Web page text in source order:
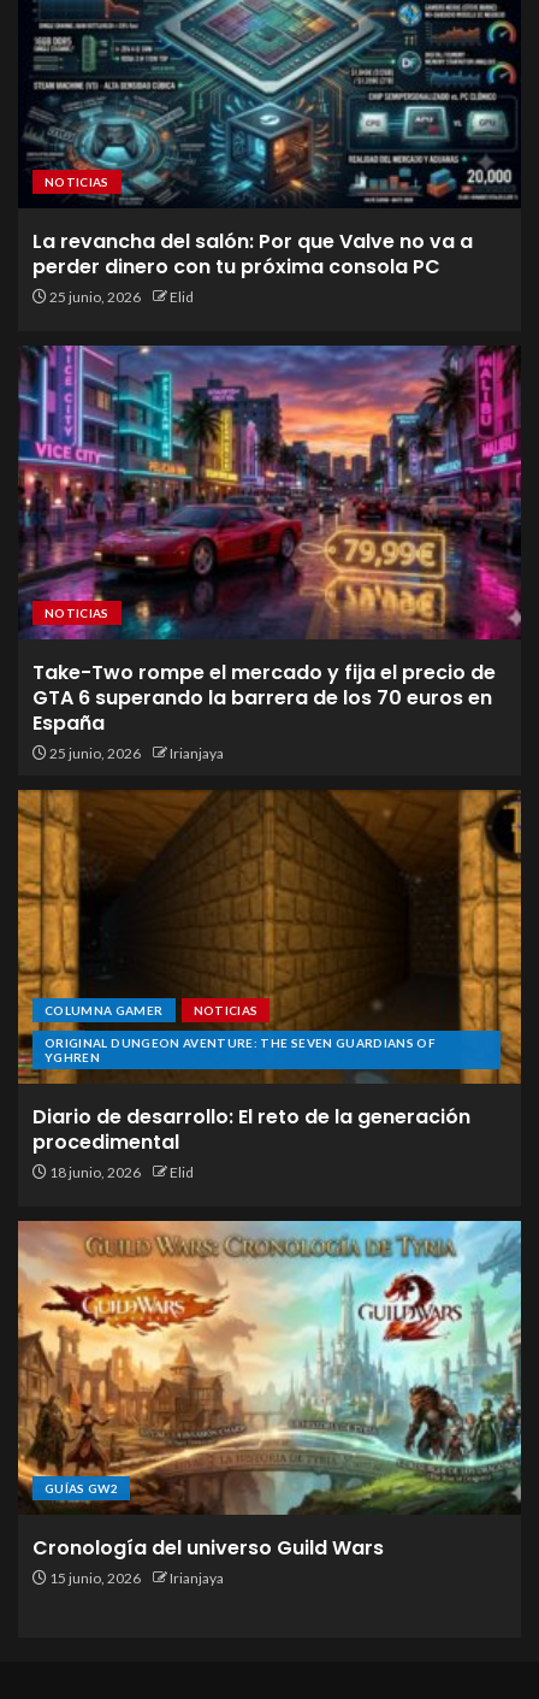
NOTICIAS
La revancha del salón: Por que Valve no va a
perder dinero con tu próxima consola PC
25 junio, 2026 Elid
NOTICIAS
Take-Two rompe el mercado y fija el precio de
GTA 6 superando la barrera de los 70 euros en
España
25 junio, 2026 Irianjaya
COLUMNA GAMER NOTICIAS
ORIGINAL DUNGEON AVENTURE: THE SEVEN GUARDIANS OF
YGHREN
Diario de desarrollo: El reto de la generación
procedimental
18 junio, 2026 Elid
GUÍAS GW2
Cronología del universo Guild Wars
15 junio, 2026 Irianjaya